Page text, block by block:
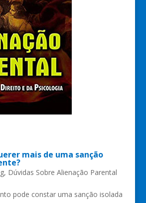
mais de uma sanção
, Dúvidas Sobre Alienação Parental
pode constar uma sanção isolada